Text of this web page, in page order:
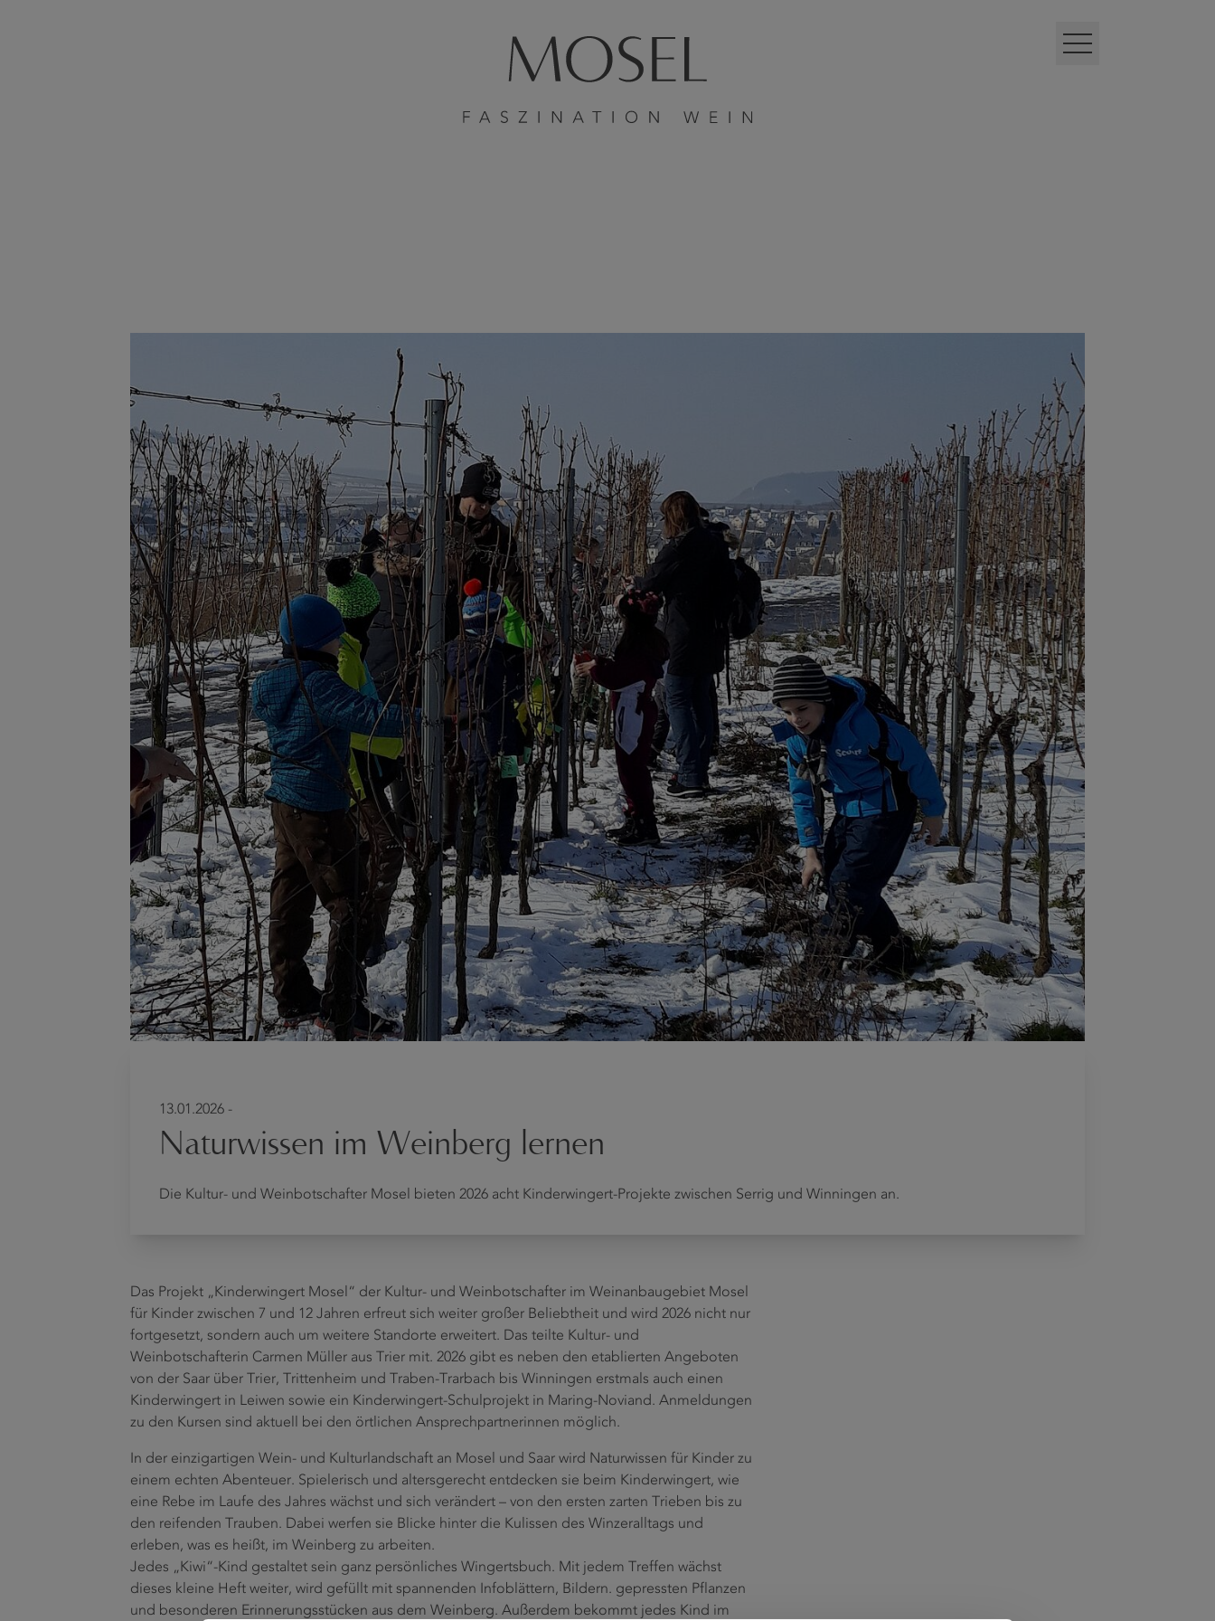
13.01.2026 -
Naturwissen im Weinberg lernen
Die Kultur- und Weinbotschafter Mosel bieten 2026 acht Kinderwingert-Projekte zwischen Serrig und Winningen an.
Das Projekt „Kinderwingert Mosel“ der Kultur- und Weinbotschafter im Weinanbaugebiet Mosel
für Kinder zwischen 7 und 12 Jahren erfreut sich weiter großer Beliebtheit und wird 2026 nicht nur
fortgesetzt, sondern auch um weitere Standorte erweitert. Das teilte Kultur- und
Weinbotschafterin Carmen Müller aus Trier mit. 2026 gibt es neben den etablierten Angeboten
von der Saar über Trier, Trittenheim und Traben-Trarbach bis Winningen erstmals auch einen
Kinderwingert in Leiwen sowie ein Kinderwingert-Schulprojekt in Maring-Noviand. Anmeldungen
zu den Kursen sind aktuell bei den örtlichen Ansprechpartnerinnen möglich.
In der einzigartigen Wein- und Kulturlandschaft an Mosel und Saar wird Naturwissen für Kinder zu
einem echten Abenteuer. Spielerisch und altersgerecht entdecken sie beim Kinderwingert, wie
eine Rebe im Laufe des Jahres wächst und sich verändert – von den ersten zarten Trieben bis zu
den reifenden Trauben. Dabei werfen sie Blicke hinter die Kulissen des Winzeralltags und
erleben, was es heißt, im Weinberg zu arbeiten.
Jedes „Kiwi“-Kind gestaltet sein ganz persönliches Wingertsbuch. Mit jedem Treffen wächst
dieses kleine Heft weiter, wird gefüllt mit spannenden Infoblättern, Bildern. gepressten Pflanzen
und besonderen Erinnerungsstücken aus dem Weinberg. Außerdem bekommt jedes Kind im